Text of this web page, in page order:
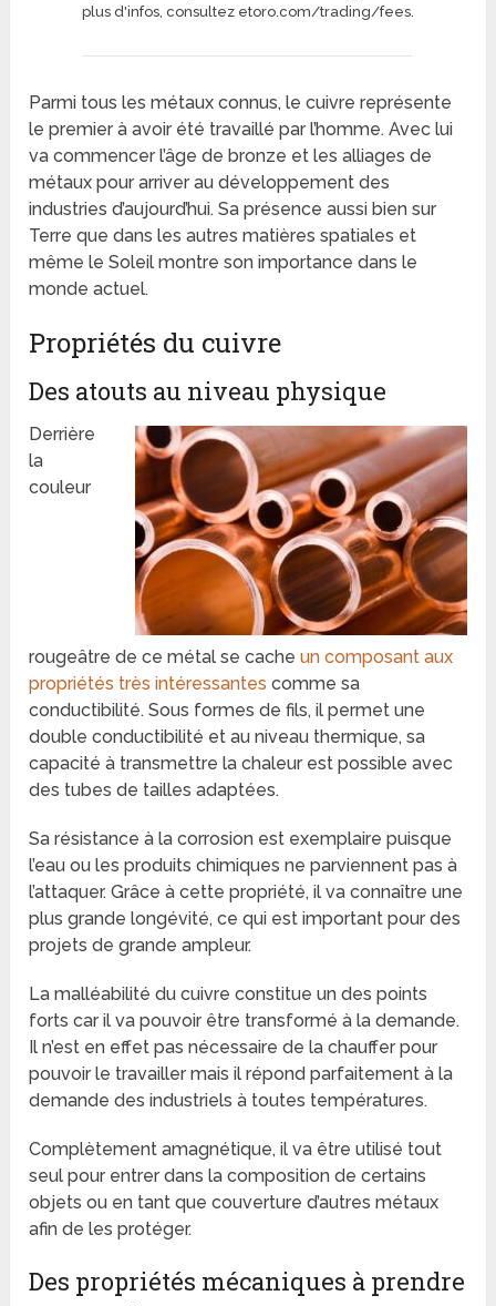
plus d'infos, consultez etoro.com/trading/fees.
Parmi tous les métaux connus, le cuivre représente
le premier à avoir été travaillé par l’homme. Avec lui
va commencer l’âge de bronze et les alliages de
métaux pour arriver au développement des
industries d’aujourd’hui. Sa présence aussi bien sur
Terre que dans les autres matières spatiales et
même le Soleil montre son importance dans le
monde actuel.
Propriétés du cuivre
Des atouts au niveau physique
Derrière
la
couleur
rougeâtre de ce métal se cacheun composant aux
propriétés très intéressantes comme sa
conductibilité. Sous formes de fils, il permet une
double conductibilité et au niveau thermique, sa
capacité à transmettre la chaleur est possible avec
des tubes de tailles adaptées.
Sa résistance à la corrosion est exemplaire puisque
l’eau ou les produits chimiques ne parviennent pas à
l’attaquer. Grâce à cette propriété, il va connaître une
plus grande longévité, ce qui est important pour des
projets de grande ampleur.
La malléabilité du cuivre constitue un des points
forts car il va pouvoir être transformé à la demande.
Il n’est en effet pas nécessaire de la chauffer pour
pouvoir le travailler mais il répond parfaitement à la
demande des industriels à toutes températures.
Complètement amagnétique, il va être utilisé tout
seul pour entrer dans la composition de certains
objets ou en tant que couverture d’autres métaux
afin de les protéger.
Des propriétés mécaniques à prendre